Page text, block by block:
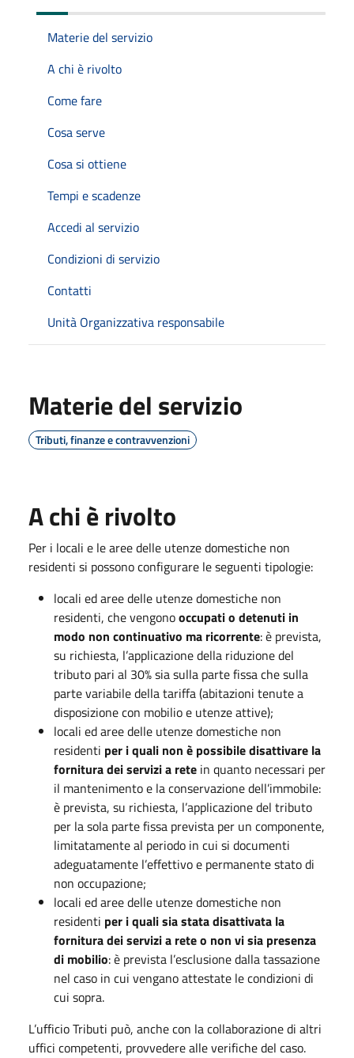
Materie del servizio
A chi è rivolto
Come fare
Cosa serve
Cosa si ottiene
Tempi e scadenze
Accedi al servizio
Condizioni di servizio
Contatti
Unità Organizzativa responsabile
Materie del servizio
Tributi, finanze e contravvenzioni
A chi è rivolto
Per i locali e le aree delle utenze domestiche non
residenti si possono configurare le seguenti tipologie:
locali ed aree delle utenze domestiche non
residenti, che vengonooccupati o detenuti in
modo non continuativo ma ricorrente: è prevista,
su richiesta, l’applicazione della riduzione del
tributo pari al 30% sia sulla parte fissa che sulla
parte variabile della tariffa (abitazioni tenute a
disposizione con mobilio e utenze attive);
locali ed aree delle utenze domestiche non
residenti per i quali non è possibile disattivare la
fornitura dei servizi a rete in quanto necessari per
il mantenimento e la conservazione dell’immobile:
è prevista, su richiesta, l’applicazione del tributo
per la sola parte fissa prevista per un componente,
limitatamente al periodo in cui si documenti
adeguatamente l’effettivo e permanente stato di
non occupazione;
locali ed aree delle utenze domestiche non
residenti per i quali sia stata disattivata la
fornitura dei servizi a rete o non vi sia presenza
di mobilio: è prevista l’esclusione dalla tassazione
nel caso in cui vengano attestate le condizioni di
cui sopra.
L’ufficio Tributi può, anche con la collaborazione di altri
uffici competenti, provvedere alle verifiche del caso.